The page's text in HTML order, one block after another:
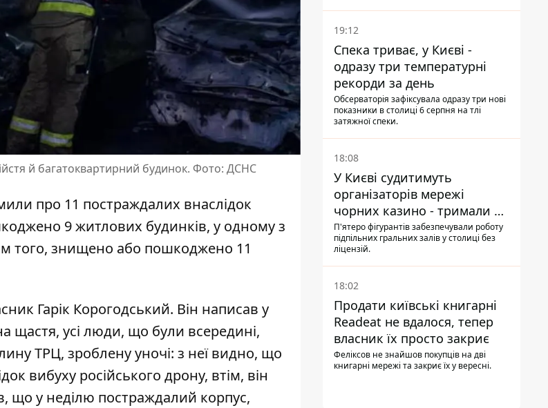
й багатоквартирний будинок. Фото: ДСНС
про 11 постраждалих внаслідок
9 житлових будинків, у одному з
того, знищено або пошкоджено 11
Гарік Корогодський. Він написав у
щастя, усі люди, що були всередині,
ТРЦ, зроблену уночі: з неї видно, що
вибуху російського дрону, втім, він
що у неділю постраждалий корпус,
19:12
Спека триває, у Києві -
одразу три температурні
рекорди за день
Обсерваторія зафіксувала одразу три нові
показники в столиці 6 серпня на тлі
затяжної спеки.
18:08
У Києві судитимуть
організаторів мережі
чорних казино - тримали 39
закладів
П'ятеро фігурантів забезпечували роботу
підпільних гральних залів у столиці без
ліцензій.
18:02
Продати київські книгарні
Readeat не вдалося, тепер
власник їх просто закриє
Феліксов не знайшов покупців на дві
книгарні мережі та закриє їх у вересні.